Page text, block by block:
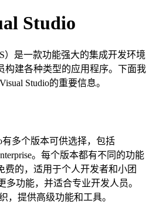
Studio
）是一款功能强大的集成开发环境
构建各种类型的应用程序。下面我
Studio的重要信息。
有多个版本可供选择，包括
。每个版本都有不同的功能
费的，适用于个人开发者和小团
多功能，并适合专业开发人员。
，提供高级功能和工具。